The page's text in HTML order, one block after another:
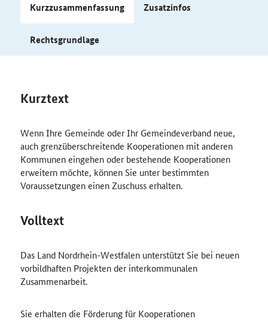
Kurzzusammenfassung Zusatzinfos
Rechtsgrundlage
Kurztext
Wenn Ihre Gemeinde oder Ihr Gemeindeverband neue,
auch grenzüberschreitende Kooperationen mit anderen
Kommunen eingehen oder bestehende Kooperationen
erweitern möchte, können Sie unter bestimmten
Voraussetzungen einen Zuschuss erhalten.
Volltext
Das Land Nordrhein-Westfalen unterstützt Sie bei neuen
vorbildhaften Projekten der interkommunalen
Zusammenarbeit.
Sie erhalten die Förderung für Kooperationen